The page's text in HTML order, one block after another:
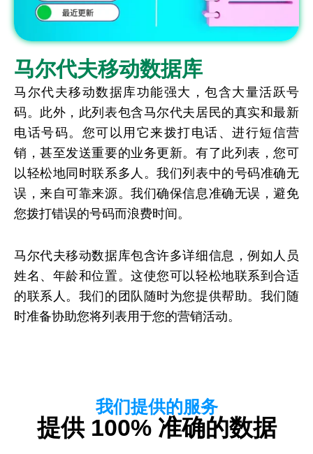
马尔代夫移动数据库
马尔代夫移动数据库功能强大，包含大量活跃号
码。此外，此列表包含马尔代夫居民的真实和最新
电话号码。您可以用它来拨打电话、进行短信营
销，甚至发送重要的业务更新。有了此列表，您可
以轻松地同时联系多人。我们列表中的号码准确无
误，来自可靠来源。我们确保信息准确无误，避免
您拨打错误的号码而浪费时间。
马尔代夫移动数据库包含许多详细信息，例如人员
姓名、年龄和位置。这使您可以轻松地联系到合适
的联系人。我们的团队随时为您提供帮助。我们随
时准备协助您将列表用于您的营销活动。
我们提供的服务
提供 100% 准确的数据